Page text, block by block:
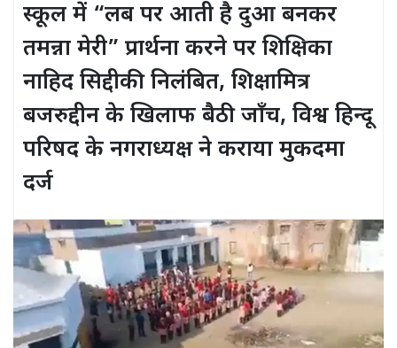
स्कूल में “लब पर आती है दुआ बनकर
तमन्ना मेरी” प्रार्थना करने पर शिक्षिका
नाहिद सिद्दीकी निलंबित, शिक्षामित्र
बजरुद्दीन के खिलाफ बैठी जाँच, विश्व हिन्दू
परिषद के नगराध्यक्ष ने कराया मुकदमा
दर्ज